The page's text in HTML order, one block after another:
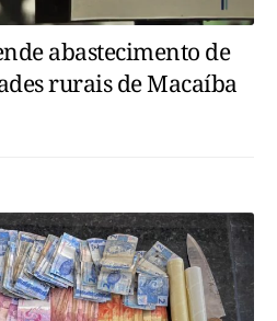
abastecimento de
rurais de Macaíba